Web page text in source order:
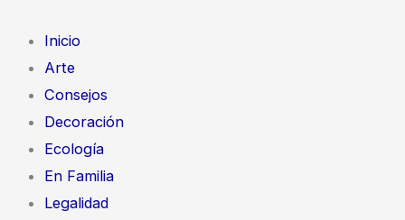
contenido
Inicio
Arte
Consejos
Decoración
Ecología
En Familia
Legalidad